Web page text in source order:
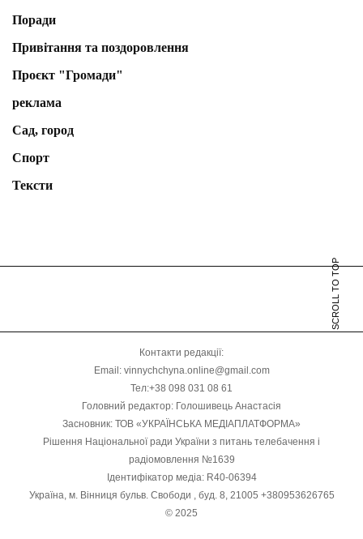
Поради
Привітання та поздоровлення
Проєкт "Громади"
реклама
Сад, город
Спорт
Тексти
SCROLL TO TOP
Контакти редакції:
Email: vinnychchyna.online@gmail.com
Тел:+38 098 031 08 61
Головний редактор: Голошивець Анастасія
Засновник: ТОВ «УКРАЇНСЬКА МЕДІАПЛАТФОРМА»
Рішення Національної ради України з питань телебачення і
радіомовлення №1639
Ідентифікатор медіа: R40-06394
Україна, м. Вінниця бульв. Свободи , буд. 8, 21005 +380953626765
© 2025